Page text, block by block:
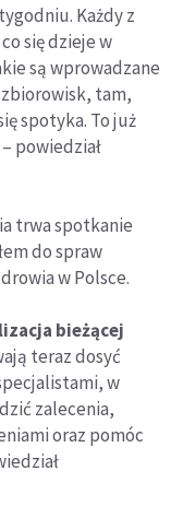
Każdy z
się dzieje w
są wprowadzane
tam,
spotyka. To już
powiedział
trwa spotkanie
do spraw
w Polsce.
bieżącej
teraz dosyć
w
zalecenia,
oraz pomóc